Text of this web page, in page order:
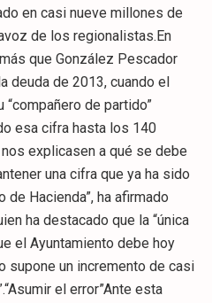
en casi nueve millones de
de los regionalistas.En
que González Pescador
deuda de 2013, cuando el
de partido”
esa cifra hasta los 140
explicasen a qué se debe
una cifra que ya ha sido
Hacienda”, ha afirmado
ha destacado que la “única
el Ayuntamiento debe hoy
supone un incremento de casi
el error”Ante esta